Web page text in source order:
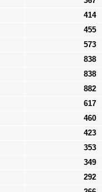
414
455
573
838
838
882
617
460
423
353
349
292